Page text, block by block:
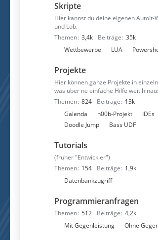
t
e
r
f
e
n
Skripte
Hier kannst du deine eigenen AutoIt-
und Lob.
Themen 3,4k Beiträge 35k
t
e
r
f
n
Wettbewerbe LUA
Projekte
Hier können ganze Projekte in
was über ne einfache Hilfe weit
Themen 824 Beiträge 13k
e
r
f
e
n
Galenda n00b-Projekt IDEs
Doodle Jump
Bass UDF
Tutorials
(früher "Entwickler")
Themen 154 Beiträge 1,9k
t
e
Datenbankzugriff
Programmieranfragen
Themen 512 Beiträge 4,2k
Mit Gegenleistung Ohne